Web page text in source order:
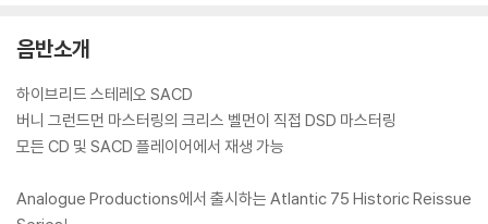
음반소개
하이브리드 스테레오 SACD
버니 그런드먼 마스터링의 크리스 벨먼이 직접 DSD 마스터링
모든 CD 및 SACD 플레이어에서 재생 가능
Analogue Productions에서 출시하는 Atlantic 75 Historic Reissue